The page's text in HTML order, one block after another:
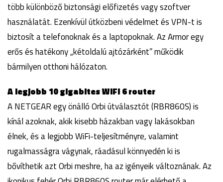
több különböző biztonsági előfizetés vagy szoftver
használatát. Ezenkívül útközbeni védelmet és VPN-t is
biztosít a telefonoknak és a laptopoknak. Az Armor egy
erős és hatékony „kétoldalú ajtózárként” működik
bármilyen otthoni hálózaton.
A legjobb 10 gigabites WiFi 6 router
A NETGEAR egy önálló Orbi útválasztót (RBR860S) is
kínál azoknak, akik kisebb házakban vagy lakásokban
élnek, és a legjobb WiFi-teljesítményre, valamint
rugalmasságra vágynak, ráadásul könnyedén ki is
bővíthetik azt Orbi meshre, ha az igényeik változnának. Az